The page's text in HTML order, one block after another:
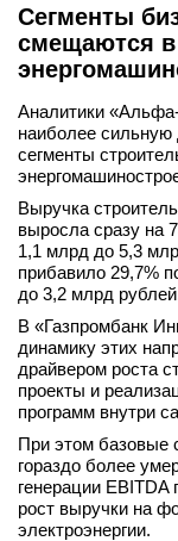
Сегменты
смещаются в
Аналитики
наиболее сильную
сегменты
Выручка
выросла сразу на
1,1 млрд до 5,3
прибавило 29,7%
до 3,2 млрд
В «Газпромбанк
динамику этих
драйвером роста
проекты и
программ внутри
При этом базовые
гораздо более
генерации EBITDA
рост выручки на
электроэнергии.